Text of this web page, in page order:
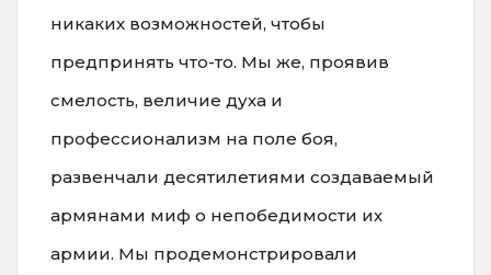
никаких возможностей, чтобы
предпринять что-то. Мы же, проявив
смелость, величие духа и
профессионализм на поле боя,
развенчали десятилетиями создаваемый
армянами миф о непобедимости их
армии. Мы продемонстрировали